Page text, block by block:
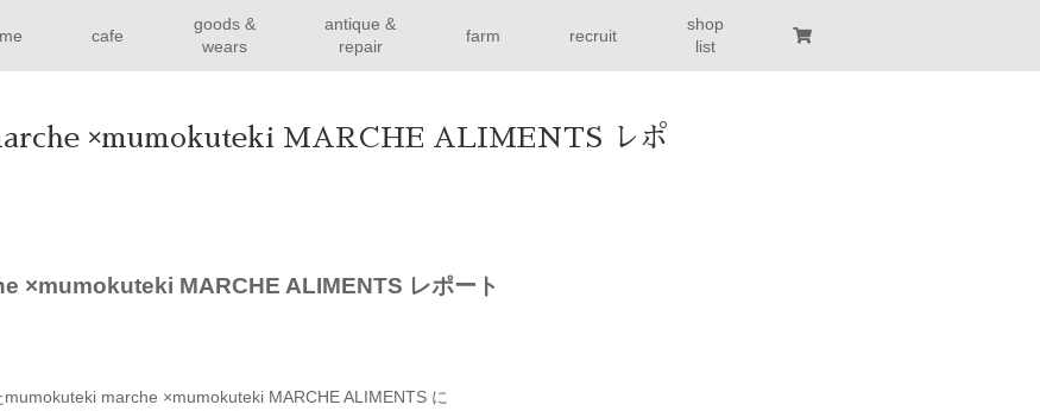
cafe
goods &
wears
antique &
repair
farm recruit
shop
list
×mumokuteki MARCHE ALIMENTS レポ
×mumokuteki MARCHE ALIMENTS レポート
marche ×mumokuteki MARCHE ALIMENTS に